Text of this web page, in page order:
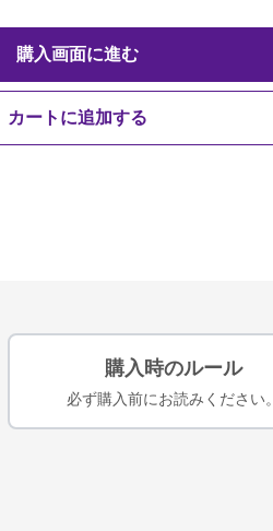
購入画面に進む
カートに追加する
購入時のルール
必ず購入前にお読みください。